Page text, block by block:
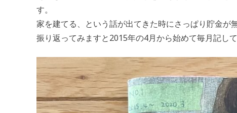
す。
家を建てる、という話が出てきた時にさっぱり貯金が
振り返ってみますと2015年の4月から始めて毎月記し